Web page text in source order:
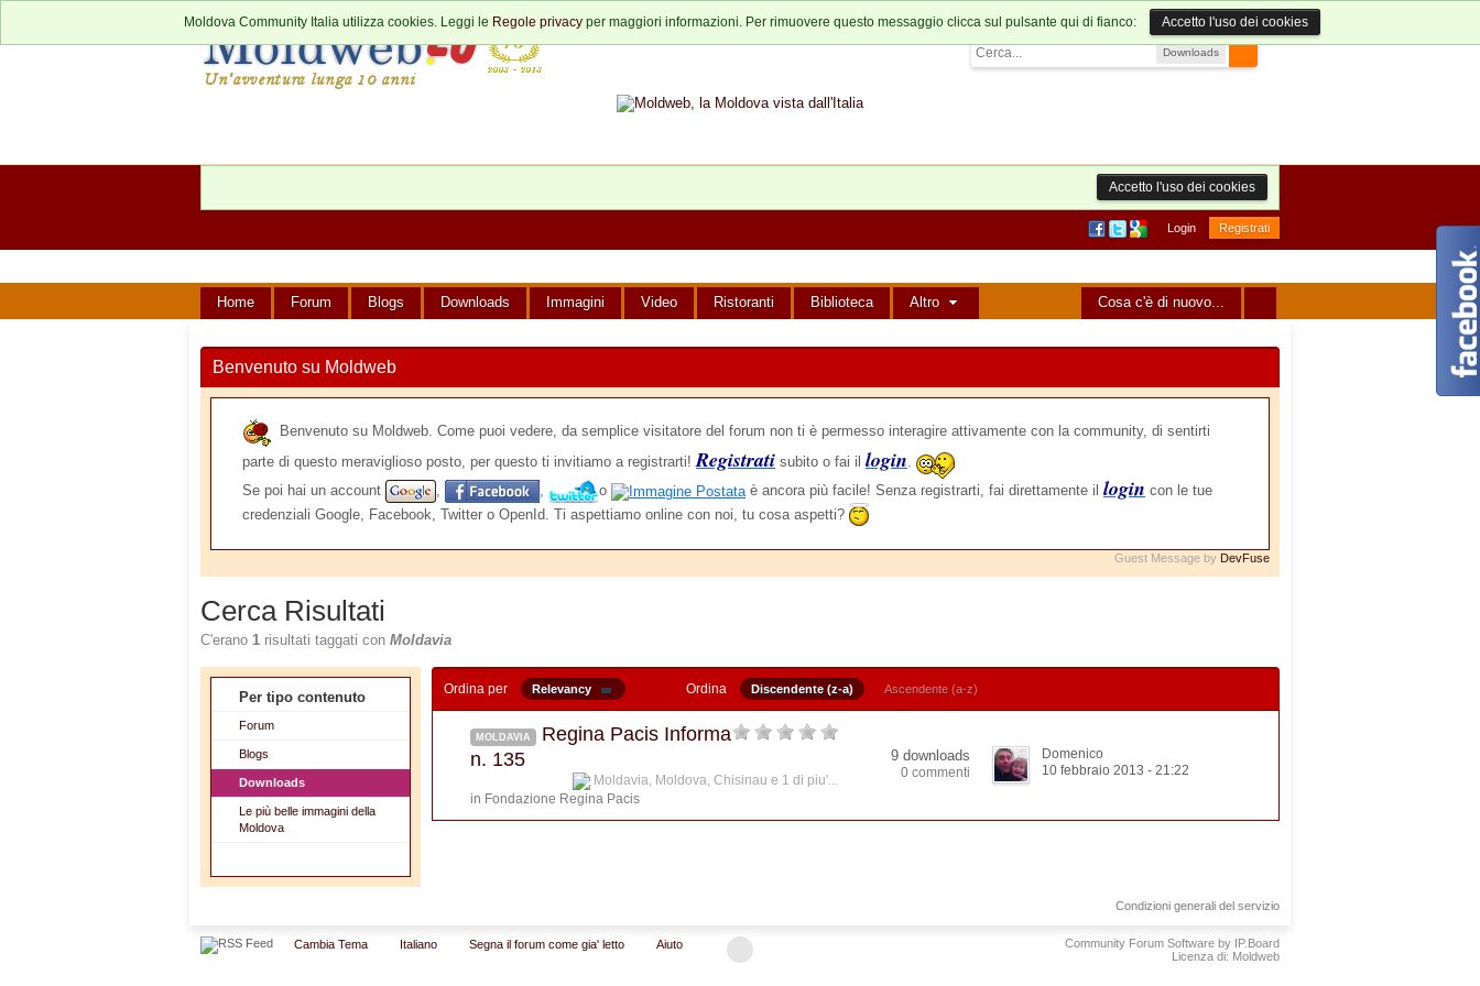
Downloads
Moldova Community Italia utilizza cookies. Leggi le Regole privacy per maggiori informazioni. Per rimuovere questo messaggio clicca sul pulsante qui di fianco: Accetto l'uso dei cookies
Accetto l'uso dei cookies
Login Registrati
Cosa c'è di nuovo...
Home Forum Blogs Downloads Immagini Video Ristoranti Biblioteca Altro
Benvenuto su Moldweb
Benvenuto su Moldweb. Come puoi vedere, da semplice visitatore del forum non ti è permesso interagire attivamente con la community, di sentirti
parte di questo meraviglioso posto, per questo ti invitiamo a registrarti!Registrati subito o fai il login.
Se poi hai un account
, , o è ancora più facile! Senza registrarti, fai direttamente il login con le tue
credenziali Google, Facebook, Twitter o OpenId. Ti aspettiamo online con noi, tu cosa aspetti?
Guest Message by DevFuse
Cerca Risultati
C'erano 1 risultati taggati con Moldavia
Per tipo contenuto
Forum
Blogs
Downloads
Le più belle immagini della
Moldova
Ordina per Relevancy Ordina Discendente (z-a) Ascendente (a-z)
MOLDAVIA
Regina Pacis Informa
n. 135
Moldavia, Moldova, Chisinau e 1 di piu'...
in Fondazione Regina Pacis
9 downloads
0 commenti
Domenico
10 febbraio 2013 - 21:22
Condizioni generali del servizio
Cambia Tema Italiano Segna il forum come gia' letto Aiuto
Community Forum Software by IP.Board
Licenza di: Moldweb